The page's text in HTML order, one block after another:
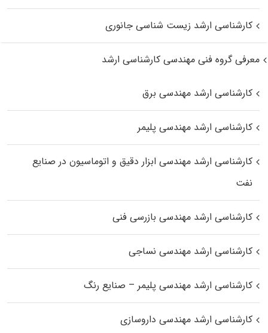
کارشناسی ارشد زیست‌ شناسی جانوری
معرفی گروه فنی مهندسی کارشناسی ارشد
کارشناسی ارشد مهندسی برق
کارشناسی ارشد مهندسی پلیمر
کارشناسی ارشد مهندسی ابزار دقیق و اتوماسیون در صنایع
نفت
کارشناسی ارشد مهندسی بازرسی فنی
کارشناسی ارشد مهندسی نساجی
کارشناسی ارشد مهندسی پلیمر – صنایع رنگ
کارشناسی ارشد مهندسی داروسازی